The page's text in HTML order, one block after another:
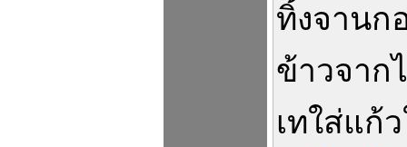
ทิ้งจานก
ข้าวจาก
เทใส่แก้ว